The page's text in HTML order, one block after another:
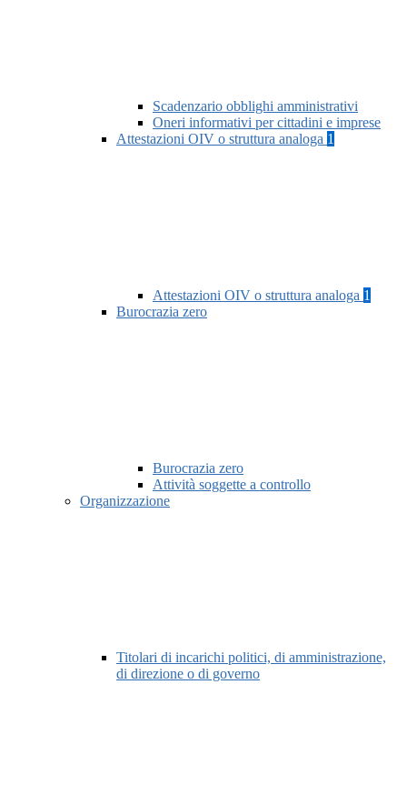
Scadenzario obblighi amministrativi
Oneri informativi per cittadini e imprese
Attestazioni OIV o struttura analoga 1
Attestazioni OIV o struttura analoga 1
Burocrazia zero
Burocrazia zero
Attività soggette a controllo
Organizzazione
Titolari di incarichi politici, di amministrazione,
di direzione o di governo